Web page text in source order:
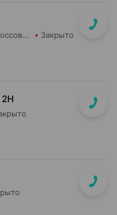
ФармОстров ООО Аптека №9 на Рокоссовского Закрыто
2Н